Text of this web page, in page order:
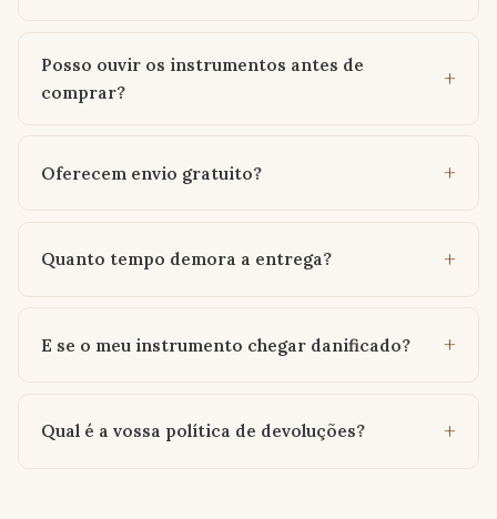
Posso ouvir os instrumentos antes de
comprar?
Oferecem envio gratuito?
Quanto tempo demora a entrega?
E se o meu instrumento chegar danificado?
Qual é a vossa política de devoluções?